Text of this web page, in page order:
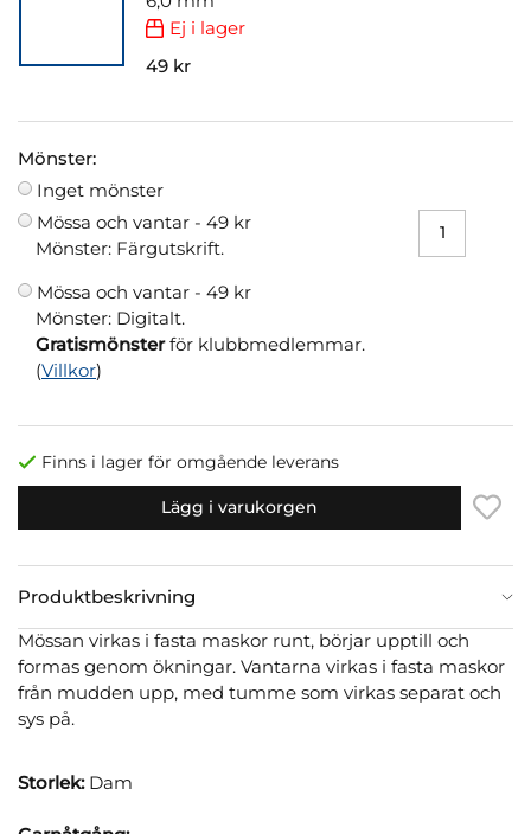
Ej i lager
49 kr
Mönster:
Inget mönster
Mössa och vantar - 49 kr
Mönster: Färgutskrift.
Mössa och vantar - 49 kr
Mönster: Digitalt.
Gratismönsterför klubbmedlemmar.
(Villkor)
Finns i lager för omgående leverans
Lägg i varukorgen
Produktbeskrivning
Mössan virkas i fasta maskor runt, börjar upptill och
formas genom ökningar. Vantarna virkas i fasta maskor
från mudden upp, med tumme som virkas separat och
sys på.
Storlek:Dam